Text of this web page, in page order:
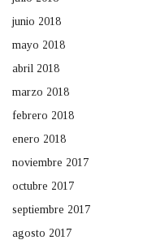
junio 2018
mayo 2018
abril 2018
marzo 2018
febrero 2018
enero 2018
noviembre 2017
octubre 2017
septiembre 2017
agosto 2017